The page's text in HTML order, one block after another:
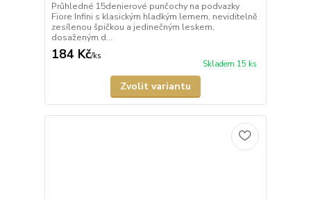
Průhledné 15denierové punčochy na podvazky
Fiore Infini s klasickým hladkým lemem, neviditelně
zesílenou špičkou a jedinečným leskem,
dosaženým d...
184 Kč/ks
Skladem 15 ks
Zvolit variantu